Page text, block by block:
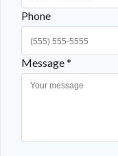
Phone
Message *